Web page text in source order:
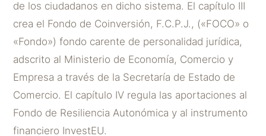
de los ciudadanos en dicho sistema. El capítulo III
crea el Fondo de Coinversión, F.C.P.J., («FOCO» o
«Fondo») fondo carente de personalidad jurídica,
adscrito al Ministerio de Economía, Comercio y
Empresa a través de la Secretaría de Estado de
Comercio. El capítulo IV regula las aportaciones al
Fondo de Resiliencia Autonómica y al instrumento
financiero InvestEU.